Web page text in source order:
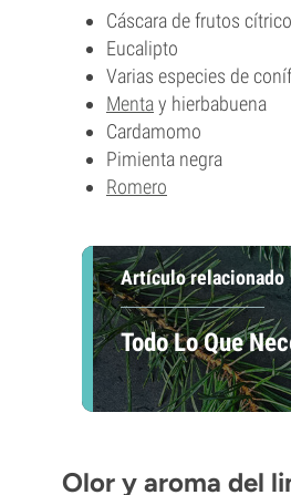
Cáscara de frutos
Eucalipto
Varias especies de
Mentay hierbabuena
Cardamomo
Pimienta negra
Romero
Artículo relacionado
Todo Lo Que
Olor y aroma del